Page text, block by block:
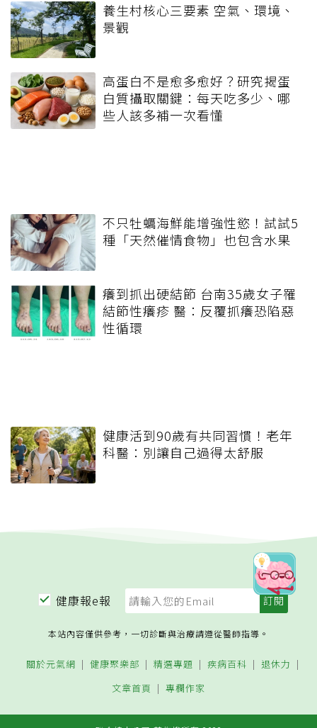
養生村核心三要素 空氣、環境、
景觀
高蛋白不是愈多愈好？研究揭蛋
白質攝取關鍵：每天吃多少、哪
些人該多補一次看懂
不只牡蠣海鮮能增強性慾！試試5
種「天然催情食物」也包含水果
癢到抓出硬結節 台南35歲女子罹
結節性癢疹 醫：反覆抓癢恐陷惡
性循環
健康活到90歲有共同習慣！老年
科醫：別讓自己過得太舒服
健康報e報
本站內容僅供參考，一切診斷與治療請遵從醫師指導。
關於元氣網 健康聚樂部 精選專題 疾病百科
退休力
文章首頁
專欄作家